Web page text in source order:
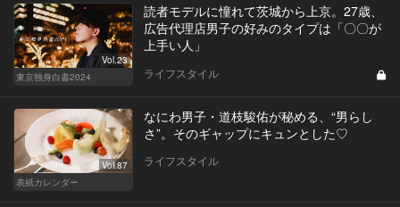
Vol.23
東京独身白書2024
読者モデルに憧れて茨城から上京。27歳、
広告代理店男子の好みのタイプは「〇〇が
上手い人」
ライフスタイル
Vol.87
表紙カレンダー
なにわ男子・道枝駿佑が秘める、“男らし
さ”。そのギャップにキュンとした♡
ライフスタイル